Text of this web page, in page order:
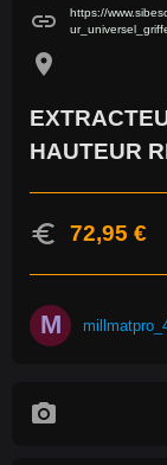
link
https://
location_on
HAUTEUR
euro 72,95 €
M
photo_camera